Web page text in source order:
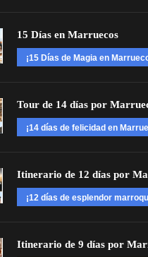
15 Días en Marruecos
¡15 Días de Magia en
Tour de 14 días por
¡14 días de felicidad en
Itinerario de 12 días por
¡12 días de esplendor
Itinerario de 9 días por